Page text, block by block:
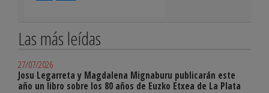
Las más leídas
27/07/2026
Josu Legarreta y Magdalena Mignaburu publicarán este
año un libro sobre los 80 años de Euzko Etxea de La Plata